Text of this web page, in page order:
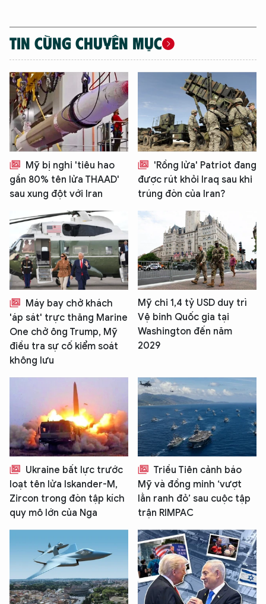
TIN CÙNG CHUYÊN MỤC
Mỹ bị nghi 'tiêu hao
gần 80% tên lửa THAAD'
sau xung đột với Iran
'Rồng lửa' Patriot đang
được rút khỏi Iraq sau khi
trúng đòn của Iran?
Máy bay chở khách
'áp sát' trực thăng Marine
One chở ông Trump, Mỹ
điều tra sự cố kiểm soát
không lưu
Mỹ chi 1,4 tỷ USD duy trì
Vệ binh Quốc gia tại
Washington đến năm
2029
Ukraine bất lực trước
loạt tên lửa Iskander-M,
Zircon trong đòn tập kích
quy mô lớn của Nga
Triều Tiên cảnh báo
Mỹ và đồng minh ‘vượt
lằn ranh đỏ’ sau cuộc tập
trận RIMPAC